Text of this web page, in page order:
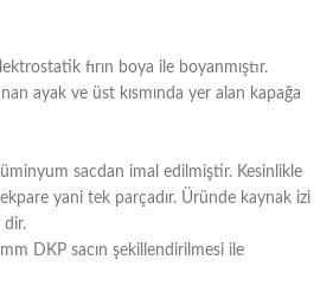
fırın boya ile boyanmıştır.
ayak ve üst kısmında yer alan kapağa
sacdan imal edilmiştir. Kesinlikle
yani tek parçadır. Üründe kaynak izi
dir.
DKP sacın şekillendirilmesi ile